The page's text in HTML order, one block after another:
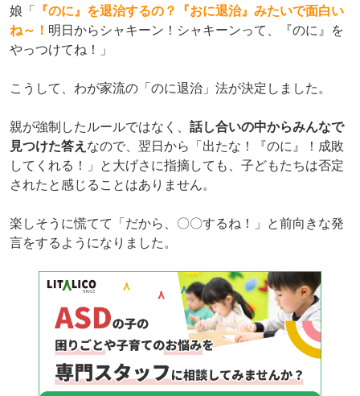
娘「 『のに』を退治するの？『おに退治』みたいで面白い
ね～！ 明日からシャキーン！シャキーンって、『のに』を
やっつけてね！」
こうして、わが家流の「のに退治」法が決定しました。
親が強制したルールではなく、 話し合いの中からみんなで
見つけた答え なので、翌日から「出たな！『のに』！成敗
してくれる！」と大げさに指摘しても、子どもたちは否定
されたと感じることはありません。
楽しそうに慌てて「だから、〇〇するね！」と前向きな発
言をするようになりました。